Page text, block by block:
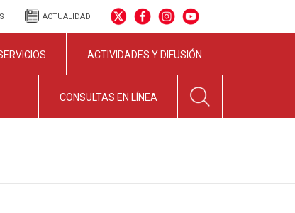
ACTUALIDAD
ACTIVIDADES Y DIFUSIÓN
CONSULTAS EN LÍNEA